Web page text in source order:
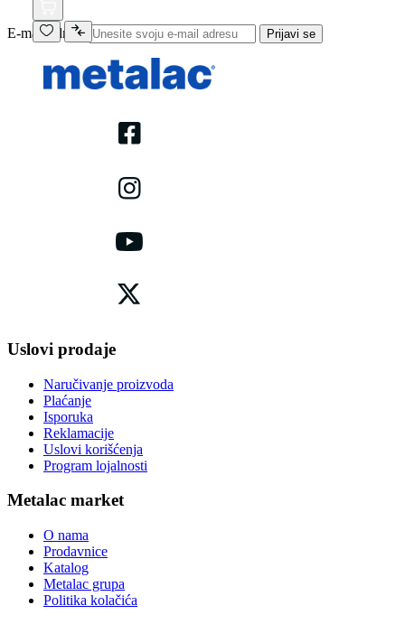
E-mail adresa Prijavi se
Uslovi prodaje
Naručivanje proizvoda
Plaćanje
Isporuka
Reklamacije
Uslovi korišćenja
Program lojalnosti
Metalac market
O nama
Prodavnice
Katalog
Metalac grupa
Politika kolačića